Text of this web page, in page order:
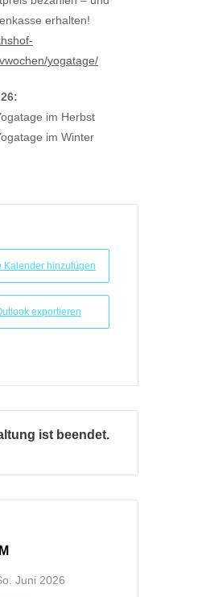
erhalten!
yogatage/
im Herbst
im Winter
Kalender hinzufügen
exportieren
ist beendet.
Juni 2026